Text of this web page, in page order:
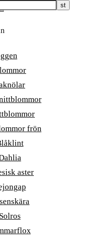
frön
aster
Solros